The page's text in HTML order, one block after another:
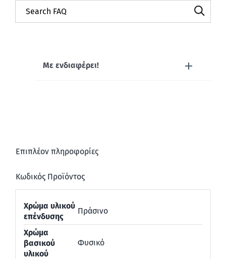
Με ενδιαφέρει!
Επιπλέον πληροφορίες
Κωδικός Προϊόντος
Χρώμα υλικού
επένδυσης
Πράσινο
Χρώμα
βασικού
υλικού
Φυσικό